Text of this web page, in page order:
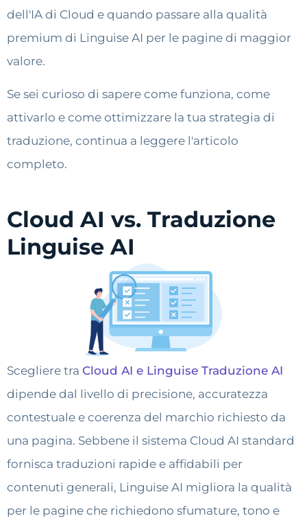
dell'IA di Cloud e quando passare alla qualità
premium di Linguise AI per le pagine di maggior
valore.
Se sei curioso di sapere come funziona, come
attivarlo e come ottimizzare la tua strategia di
traduzione, continua a leggere l'articolo
completo.
Cloud AI vs. Traduzione
Linguise AI
Scegliere tra Cloud AI e Linguise Traduzione AI
dipende dal livello di precisione, accuratezza
contestuale e coerenza del marchio richiesto da
una pagina. Sebbene il sistema Cloud AI standard
fornisca traduzioni rapide e affidabili per
contenuti generali, Linguise AI migliora la qualità
per le pagine che richiedono sfumature, tono e